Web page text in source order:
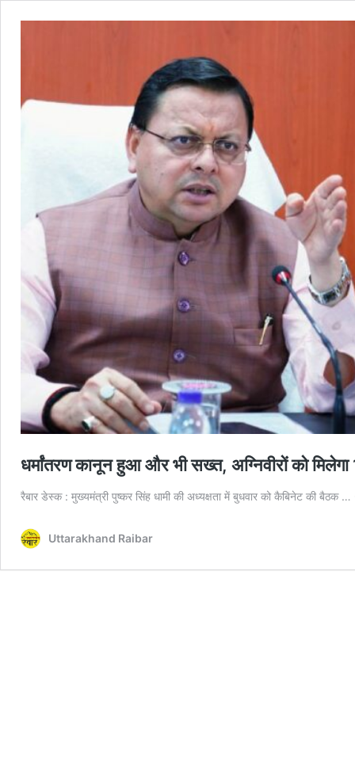
धर्मांतरण कानून हुआ और भी सख्त, अग्निवीरों को
रैबार डेस्क : मुख्यमंत्री पुष्कर सिंह धामी की अध्यक्षता में बुधवार को कैबिनेट की बैठक …
Uttarakhand Raibar